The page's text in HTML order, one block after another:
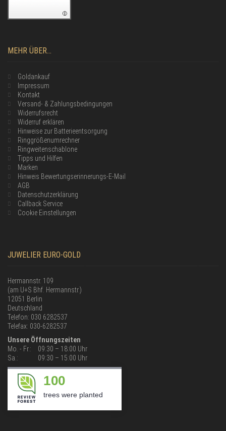
MEHR ÜBER...
Goldankauf
Impressum
Kontakt
Versand- & Zahlungsbedingungen
Widerrufsrecht
Widerruf erklären
Hinweise zur Batterieentsorgung
Ringgrößenumrechner
Ringweitenschablone
Tipps und Hilfen
Marken
Hinweis Bewertungserinnerungs-E-Mail
AGB
Datenschutzerklärung
Callback Service
Cookie Einstellungen
JUWELIER EURO-GOLD
Hermannstr. 109
(am U+S Bhf. Hermannstr.)
12051 Berlin
Deutschland
Telefon: 030 6282537
Telefax: 030-6282537
Unsere Öffnungszeiten
Mo. - Fr.:
09:30 – 18:00 Uhr
Sa.:
09:30 – 15:00 Uhr
100
trees were planted